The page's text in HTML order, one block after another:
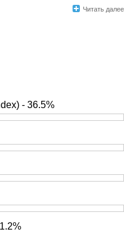
Читать далее
- 36.5%